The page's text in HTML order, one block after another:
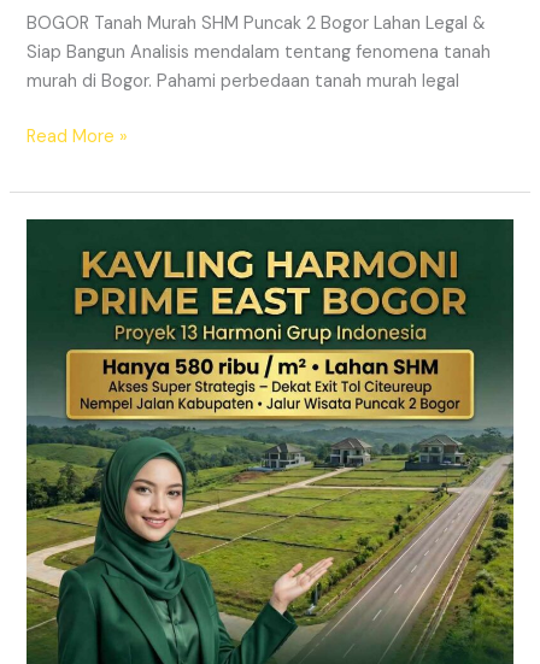
BOGOR Tanah Murah SHM Puncak 2 Bogor Lahan Legal &
Siap Bangun Analisis mendalam tentang fenomena tanah
murah di Bogor. Pahami perbedaan tanah murah legal
Read More »
Hanjawong
Puncak
Bogor
Gunung
&
SHM
Pecah
Sertifikat